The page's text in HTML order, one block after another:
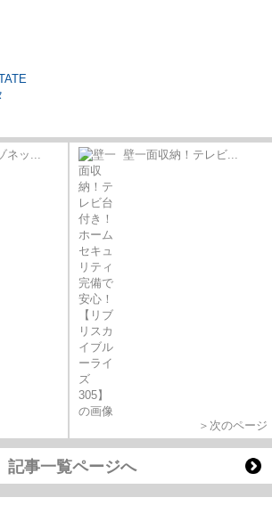
ネッ... 壁一面収納！テレビ...
＞次のページ
記事一覧ページへ